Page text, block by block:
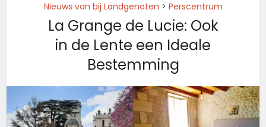
Nieuws van bij Landgenoten > Perscentrum
La Grange de Lucie: Ook
in de Lente een Ideale
Bestemming